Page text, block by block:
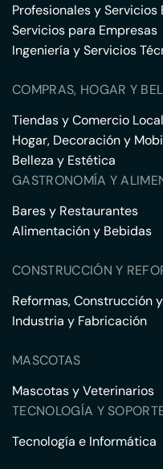
Profesionales y Servicios
Servicios para Empresas
Ingeniería y Servicios
COMPRAS, HOGAR Y
Tiendas y Comercio Local
Hogar, Decoración y
Belleza y Estética
GASTRONOMÍA Y
Bares y Restaurantes
Alimentación y Bebidas
CONSTRUCCIÓN Y
Reformas, Construcción
Industria y Fabricación
MASCOTAS
Mascotas y Veterinarios
TECNOLOGÍA Y
Tecnología e Informática